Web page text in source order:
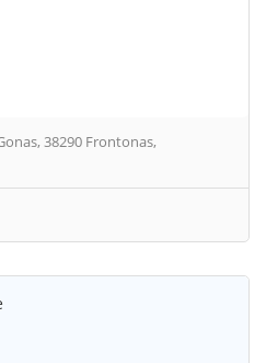
38290 Frontonas,